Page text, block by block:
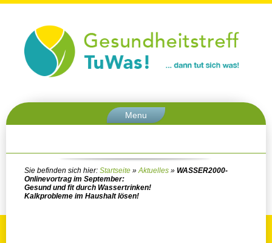
Menu
Sie befinden sich hier: Startseite » Aktuelles » WASSER2000-
Onlinevortrag im September:
Gesund und fit durch Wassertrinken!
Kalkprobleme im Haushalt lösen!